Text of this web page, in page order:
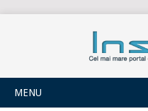
MENU